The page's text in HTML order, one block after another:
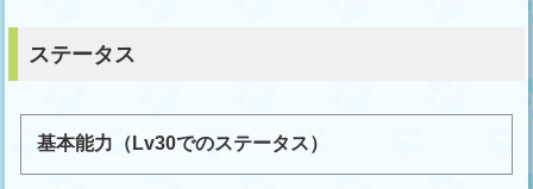
ステータス
基本能力（Lv30でのステータス）